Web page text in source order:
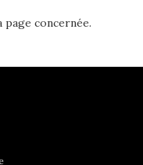
concernée.